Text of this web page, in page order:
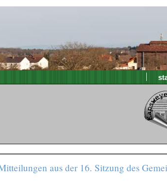
aus der 16. Sitzung des